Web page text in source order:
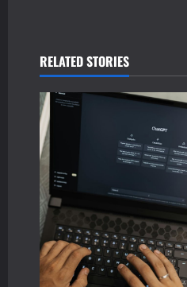
v
i
g
a
t
i
o
RELATED STORIES